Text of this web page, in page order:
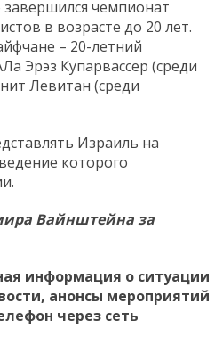
чемпионат
в возрасте до 20 лет.
– 20-летний
Эрэз Купарвассер (среди
Левитан (среди
Израиль на
которого
Вайнштейна за
информация о ситуации
анонсы мероприятий
через сеть